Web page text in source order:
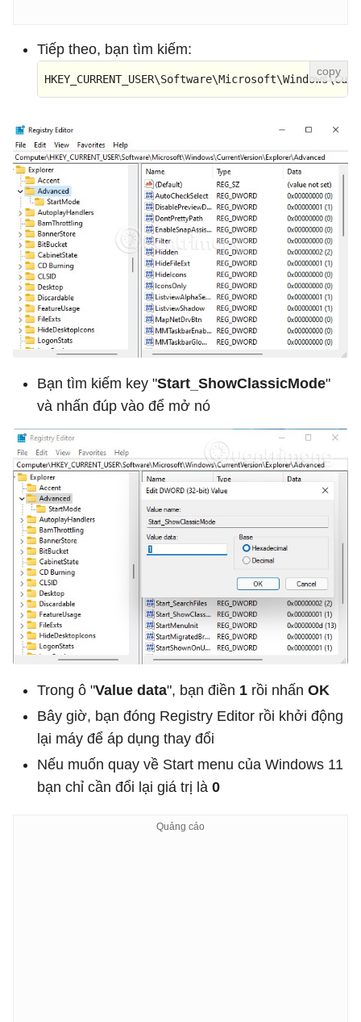
Tiếp theo, bạn tìm kiếm:
Bạn tìm kiếm key "Start_ShowClassicMode"
và nhấn đúp vào để mở nó
Trong ô "Value data", bạn điền 1 rồi nhấn OK
Bây giờ, bạn đóng Registry Editor rồi khởi động
lại máy để áp dụng thay đổi
Nếu muốn quay về Start menu của Windows 11
bạn chỉ cần đổi lại giá trị là 0